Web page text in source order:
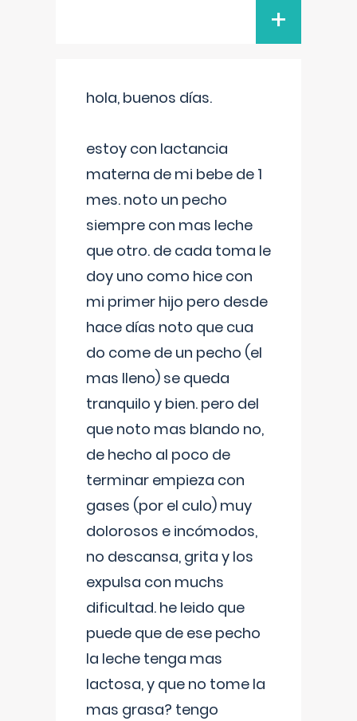
+
hola, buenos días.
estoy con lactancia
materna de mi bebe de 1
mes. noto un pecho
siempre con mas leche
que otro. de cada toma le
doy uno como hice con
mi primer hijo pero desde
hace días noto que cua
do come de un pecho (el
mas lleno) se queda
tranquilo y bien. pero del
que noto mas blando no,
de hecho al poco de
terminar empieza con
gases (por el culo) muy
dolorosos e incómodos,
no descansa, grita y los
expulsa con muchs
dificultad. he leido que
puede que de ese pecho
la leche tenga mas
lactosa, y que no tome la
mas grasa? tengo